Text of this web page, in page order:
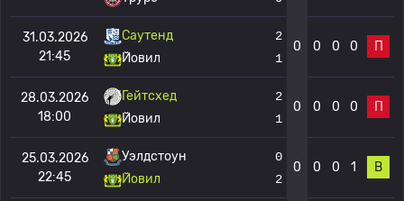
31.03.2026
21:45
Саутенд
Йовил
2
1
0 0 0 0 П
28.03.2026
18:00
Гейтсхед
Йовил
2
1
0 0 0 0 П
25.03.2026
22:45
Уэлдстоун
Йовил
0
2
0 0 0 1 В